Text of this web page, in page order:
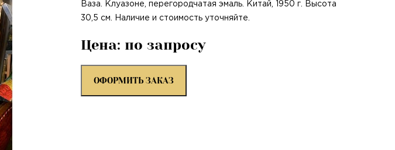
Ваза. Клуазоне, перегородчатая эмаль. Китай, 1950 г. Высота
30,5 см. Наличие и стоимость уточняйте.
Цена: по запросу
ОФОРМИТЬ ЗАКАЗ